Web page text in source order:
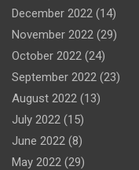
December 2022 (14)
November 2022 (29)
October 2022 (24)
September 2022 (23)
August 2022 (13)
July 2022 (15)
June 2022 (8)
May 2022 (29)